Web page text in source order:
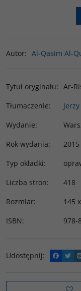
Autor: Al-Qasim Al-
Tytuł oryginału: Ar-
Tłumaczenie:
Wydanie:
Rok wydania:
2015
Typ okładki:
Liczba stron:
418
Rozmiar:
145
ISBN: 978-
Udostępnij:
F
a
e
T
w
t
t